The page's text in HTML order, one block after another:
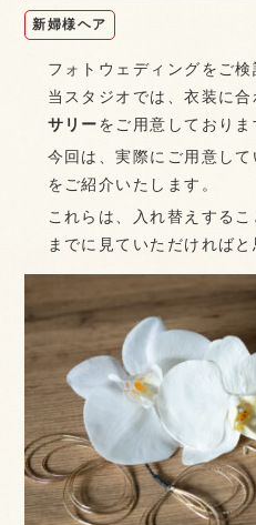
新婦様ヘア
フォトウェディングをご検
当スタジオでは、衣装に合
サリーをご用意しておりま
今回は、実際にご用意し
をご紹介いたします。
これらは、入れ替えする
までに見ていただければと